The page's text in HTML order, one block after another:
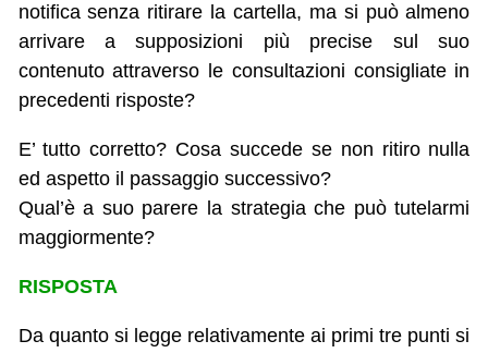
notifica senza ritirare la cartella, ma si può almeno
arrivare a supposizioni più precise sul suo
contenuto attraverso le consultazioni consigliate in
precedenti risposte?
E’ tutto corretto? Cosa succede se non ritiro nulla
ed aspetto il passaggio successivo?
Qual’è a suo parere la strategia che può tutelarmi
maggiormente?
RISPOSTA
Da quanto si legge relativamente ai primi tre punti si